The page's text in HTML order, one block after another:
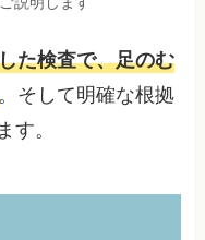
た検査で、足のむ
。そして明確な根拠
す。